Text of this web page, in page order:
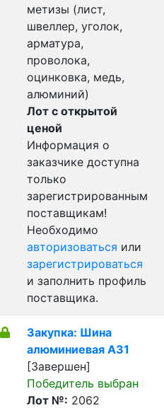
метизы (лист,
швеллер, уголок,
арматура,
проволока,
оцинковка, медь,
алюминий)
Лот с открытой
ценой
Информация о
заказчике доступна
только
зарегистрированным
поставщикам!
Необходимо
авторизоваться или
зарегистрироваться
и заполнить профиль
поставщика.
Закупка: Шина
алюминиевая А31
[Завершен]
Победитель выбран
Лот №: 2062